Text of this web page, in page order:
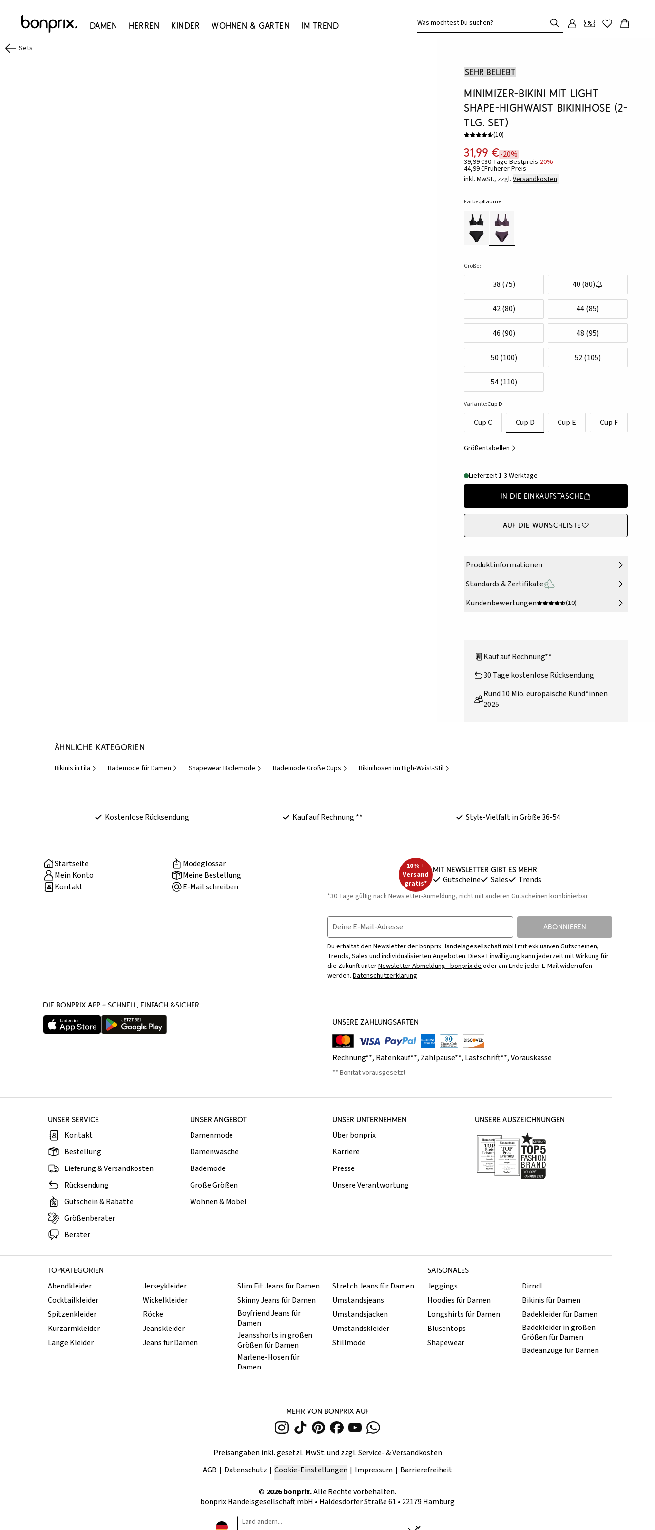
Damen Herren Kinder Wohnen & Garten Im Trend Was möchtest Du suchen?
Sets
Sehr beliebt
Minimizer-Bikini mit Light
Shape-Highwaist Bikinihose (2-
tlg. Set)
(10)
31,99 €-20%
39,99 €30-Tage Bestpreis-20%
44,99 €Früherer Preis
inkl. MwSt., zzgl. Versandkosten
Farbe:pflaume
Größe:
38 (75) 40 (80)
42 (80) 44 (85)
46 (90) 48 (95)
50 (100) 52 (105)
54 (110)
Variante:Cup D
Cup C Cup D Cup E Cup F
Größentabellen
Lieferzeit 1-3 Werktage
In die Einkaufstasche
Auf die Wunschliste
Produktinformationen
Standards & Zertifikate
Kundenbewertungen
(10)
Kauf auf Rechnung**
30 Tage kostenlose Rücksendung
Rund 10 Mio. europäische Kund*innen
2025
Ähnliche Kategorien
Bikinis in Lila Bademode für Damen Shapewear Bademode Bademode Große Cups Bikinihosen im High-Waist-Stil
Kostenlose Rücksendung Kauf auf Rechnung ** Style-Vielfalt in Größe 36-54
Startseite
Modeglossar
Mein Konto
Meine Bestellung
Kontakt
E-Mail schreiben
10% +
Versand
gratis*
Mit Newsletter gibt es mehr
Gutscheine Sales Trends
*30 Tage gültig nach Newsletter-Anmeldung, nicht mit anderen Gutscheinen kombinierbar
Deine E-Mail-Adresse ABONNIEREN
Du erhältst den Newsletter der bonprix Handelsgesellschaft mbH mit exklusiven Gutscheinen,
Trends, Sales und individualisierten Angeboten. Diese Einwilligung kann jederzeit mit Wirkung für
die Zukunft unterNewsletter Abmeldung - bonprix.deoder am Ende jeder E-Mail widerrufen
werden. Datenschutzerklärung
DIE BONPRIX APP – SCHNELL, EINFACH &SICHER
UNSERE ZAHLUNGSARTEN
Rechnung**, Ratenkauf**, Zahlpause**, Lastschrift**,Vorauskasse
** Bonität vorausgesetzt
UNSER SERVICE
Kontakt
Bestellung
Lieferung & Versandkosten
Rücksendung
Gutschein & Rabatte
Größenberater
Berater
UNSER ANGEBOT
Damenmode
Damenwäsche
Bademode
Große Größen
Wohnen & Möbel
UNSER UNTERNEHMEN
Über bonprix
Karriere
Presse
Unsere Verantwortung
UNSERE AUSZEICHNUNGEN
TOPKATEGORIEN SAISONALES
Abendkleider
Cocktailkleider
Spitzenkleider
Kurzarmkleider
Lange Kleider
Jerseykleider
Wickelkleider
Röcke
Jeanskleider
Jeans für Damen
Slim Fit Jeans für Damen
Skinny Jeans für Damen
Boyfriend Jeans für
Damen
Jeansshorts in großen
Größen für Damen
Marlene-Hosen für
Damen
Stretch Jeans für Damen
Umstandsjeans
Umstandsjacken
Umstandskleider
Stillmode
Jeggings
Hoodies für Damen
Longshirts für Damen
Blusentops
Shapewear
Dirndl
Bikinis für Damen
Badekleider für Damen
Badekleider in großen
Größen für Damen
Badeanzüge für Damen
MEHR VON BONPRIX AUF
Preisangaben inkl. gesetzl. MwSt. und zzgl.Service- & Versandkosten
AGB
Datenschutz Cookie-Einstellungen Impressum Barrierefreiheit
© 2026bonprix.Alle Rechte vorbehalten.
bonprix Handelsgesellschaft mbH • Haldesdorfer Straße 61 • 22179 Hamburg
Land ändern...